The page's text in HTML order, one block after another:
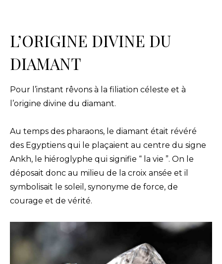
L’ORIGINE DIVINE DU
DIAMANT
Pour l’instant rêvons à la filiation céleste et à
l’origine divine du diamant.
Au temps des pharaons, le diamant était révéré
des Egyptiens qui le plaçaient au centre du signe
Ankh, le hiéroglyphe qui signifie “ la vie ”. On le
déposait donc au milieu de la croix ansée et il
symbolisait le soleil, synonyme de force, de
courage et de vérité.